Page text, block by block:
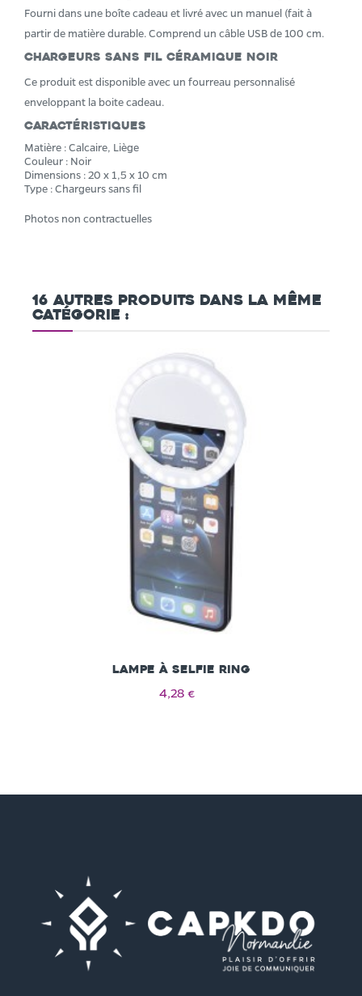
Fourni dans une boîte cadeau et livré avec un manuel (fait à
partir de matière durable. Comprend un câble USB de 100 cm.
Chargeurs sans fil Céramique Noir
Ce produit est disponible avec un fourreau personnalisé
enveloppant la boite cadeau.
Caractéristiques
Matière : Calcaire, Liège
Couleur : Noir
Dimensions : 20 x 1,5 x 10 cm
Type : Chargeurs sans fil
Photos non contractuelles
16 autres produits dans la même
catégorie :
Lampe à selfie Ring
4,28 €